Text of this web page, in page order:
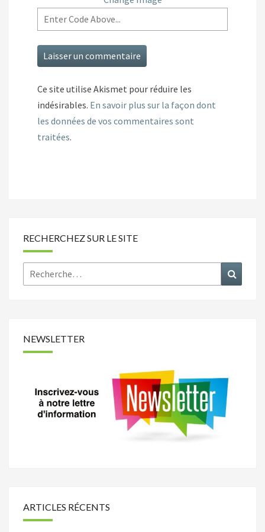
Ce site utilise Akismet pour réduire les
indésirables. En savoir plus sur la façon dont
les données de vos commentaires sont
traitées.
RECHERCHEZ SUR LE SITE
Rechercher :
NEWSLETTER
ARTICLES RÉCENTS